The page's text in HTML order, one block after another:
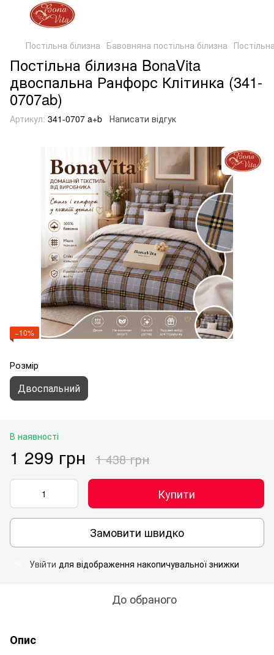
Постільна білизна Бавовняна постільна білизна
Постільна білизна BonaVita
двоспальна Ранфорс Клітинка (341-
0707ab)
Артикул: 341-0707 a+b Написати відгук
−10%
Розмір
Двоспальний
В наявності
1 299 грн 1 438 грн
Купити
Замовити швидко
Увійти для відображення накопичувальної знижки
До обраного
Опис